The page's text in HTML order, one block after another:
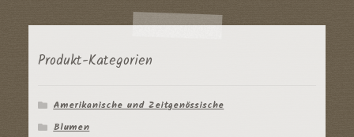
Produkt-Kategorien
Amerikanische und Zeitgenössische
Blumen